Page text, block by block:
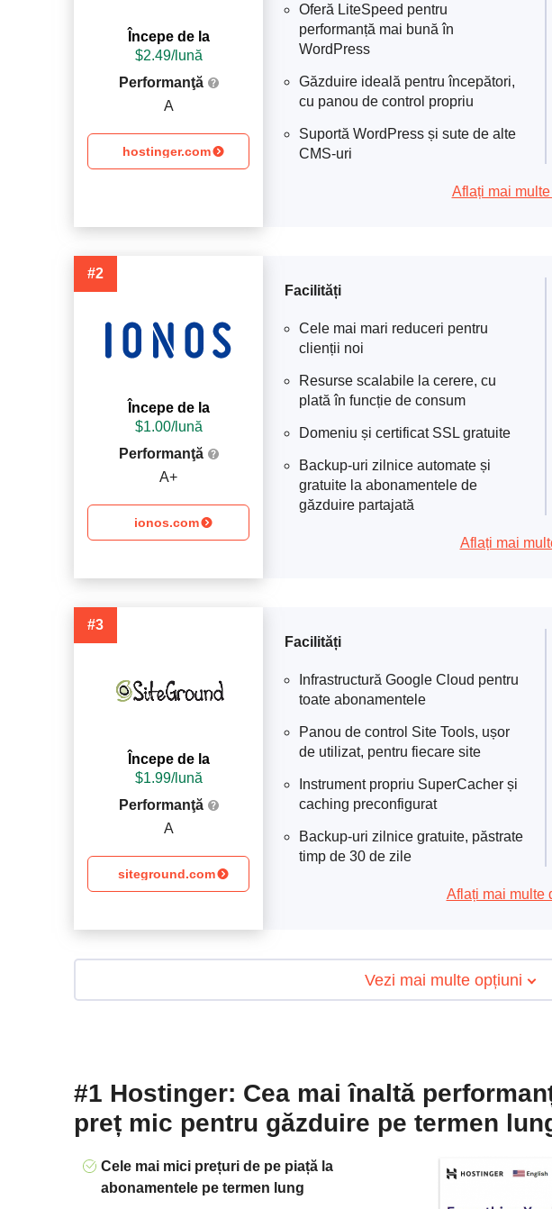
Începe de la
$2.49/lună
Performanţă
A
hostinger.com
Oferă LiteSpeed pentru
performanță mai bună în
WordPress
Găzduire ideală pentru începători,
cu panou de control propriu
Suportă WordPress și sute de alte
CMS-uri
Aflați mai
#2
Începe de la
$1.00/lună
Performanţă
A+
ionos.com
Facilități
Cele mai mari reduceri pentru
clienții noi
Resurse scalabile la cerere, cu
plată în funcție de consum
Domeniu și certificat SSL gratuite
Backup-uri zilnice automate și
gratuite la abonamentele de
găzduire partajată
Aflați mai
#3
Începe de la
$1.99/lună
Performanţă
A
siteground.com
Facilități
Infrastructură Google Cloud pentru
toate abonamentele
Panou de control Site Tools, ușor
de utilizat, pentru fiecare site
Instrument propriu SuperCacher și
caching preconfigurat
Backup-uri zilnice gratuite, păstrate
timp de 30 de zile
Aflați mai multe
Vezi mai multe opțiuni
#1 Hostinger: Cea mai înaltă
preț mic pentru găzduire pe termen
Cele mai mici prețuri de pe piață la
abonamentele pe termen lung